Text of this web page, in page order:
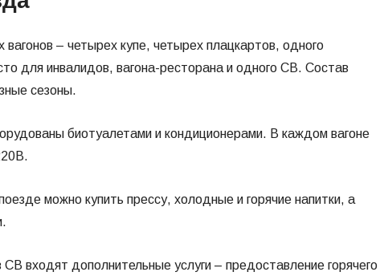
вагонов – четырех купе, четырех плацкартов, одного
для инвалидов, вагона-ресторана и одного СВ. Состав
сезоны.
биотуалетами и кондиционерами. В каждом вагоне
можно купить прессу, холодные и горячие напитки, а
входят дополнительные услуги – предоставление горячего